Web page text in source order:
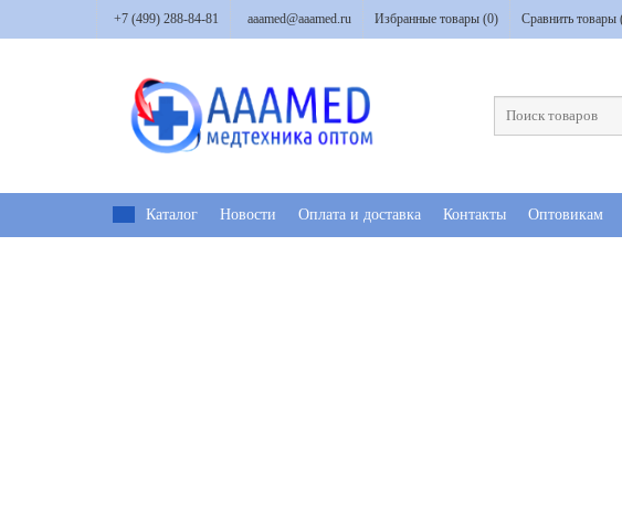
+7 (499) 288-84-81 aaamed@aaamed.ru Избранные товары (0) Сравнить товары
Каталог Новости Оплата и доставка Контакты Оптовикам